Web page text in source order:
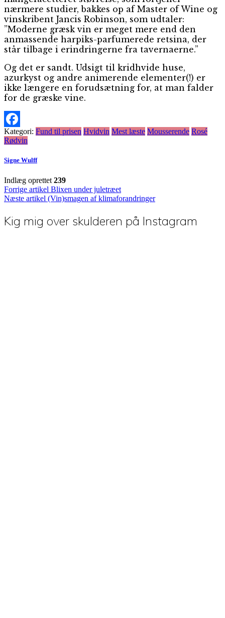
nærmere studier, bakkes op af Master of Wine og
vinskribent Jancis Robinson, som udtaler:
”Moderne græsk vin er meget mere end den
anmassende harpiks-parfumerede retsina, der
står tilbage i erindringerne fra tavernaerne.”
Og det er sandt. Udsigt til kridhvide huse,
azurkyst og andre animerende elementer(!) er
ikke længere en forudsætning for, at man falder
for de græske vine.
Facebook
Kategori: Fund til prisen Hvidvin Mest læste Mousserende Rosé
Rødvin
Signe Wulff
Indlæg oprettet 239
Indlægsnavigation
Forrige artikel Blixen under juletræet
Næste artikel (Vin)smagen af klimaforandringer
Kig mig over skulderen på Instagram